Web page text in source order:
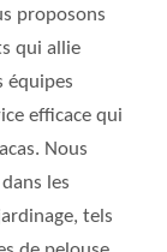
proposons
qui allie
équipes
efficace qui
Nous
les
tels